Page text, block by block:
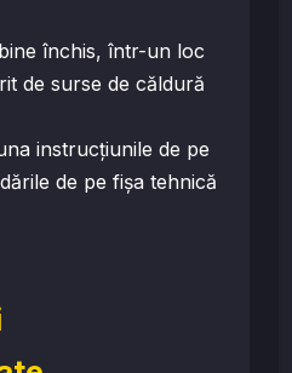
închis, într-un loc
de surse de căldură
instrucțiunile de pe
de pe fișa tehnică